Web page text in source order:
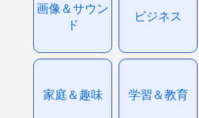
画像＆サウン
ド
ビジネス
家庭＆趣味 学習＆教育